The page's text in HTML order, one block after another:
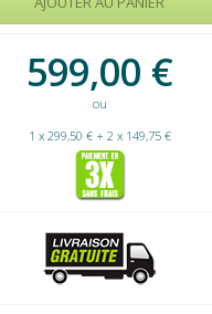
599,00 €
ou
1 x 299,50 € + 2 x 149,75 €